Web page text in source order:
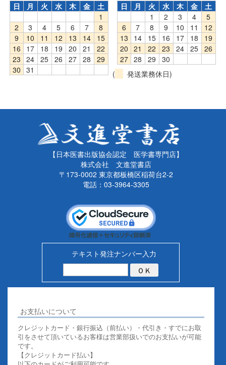
日
月 火 水 木 金
土
1
2
3 4 5 6 7
8
9
10 11 12 13 14
15
16
17 18 19 20 21
22
23
24 25 26 27 28
29
30
31
日
月 火 水 木 金
土
1
2 3 4
5
6
7 8 9 10 11
12
13
14 15 16 17 18
19
20
21 22 23 24 25
26
27 28 29
30
(
発送業務休日)
【日本医書出版協会認定 医学書専門店】
株式会社 文進堂書店
〒173-0002 東京都板橋区稲荷台2-2
電話：03-3964-3305
テキスト発注ナンバー入力
お支払いについて
クレジットカード・銀行振込（前払い）・代引き・すでにお取
引をさせて頂いているお客様は営業部扱いでのお支払いが可能
です。
【クレジットカード払い】